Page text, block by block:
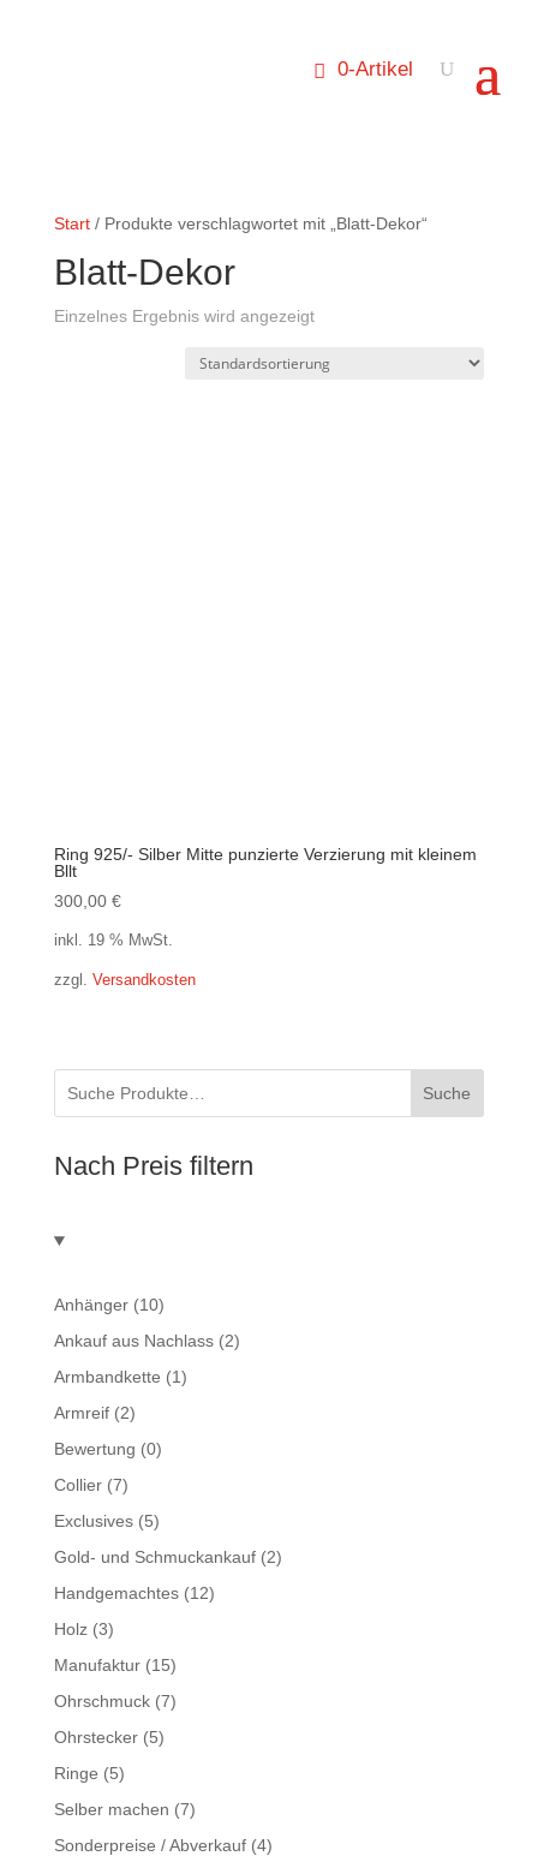
0-Artikel
Start/ Produkte verschlagwortet mit „Blatt-Dekor“
Blatt-Dekor
Einzelnes Ergebnis wird angezeigt
Ring 925/- Silber Mitte punzierte Verzierung mit kleinem
Bllt
300,00 €
inkl. 19 % MwSt.
zzgl. Versandkosten
Suche
Nach Preis filtern
Anhänger(10)
Ankauf aus Nachlass(2)
Armbandkette (1)
Armreif(2)
Bewertung (0)
Collier(7)
Exclusives(5)
Gold- und Schmuckankauf(2)
Handgemachtes(12)
Holz(3)
Manufaktur(15)
Ohrschmuck(7)
Ohrstecker(5)
Ringe (5)
Selber machen (7)
Sonderpreise / Abverkauf(4)